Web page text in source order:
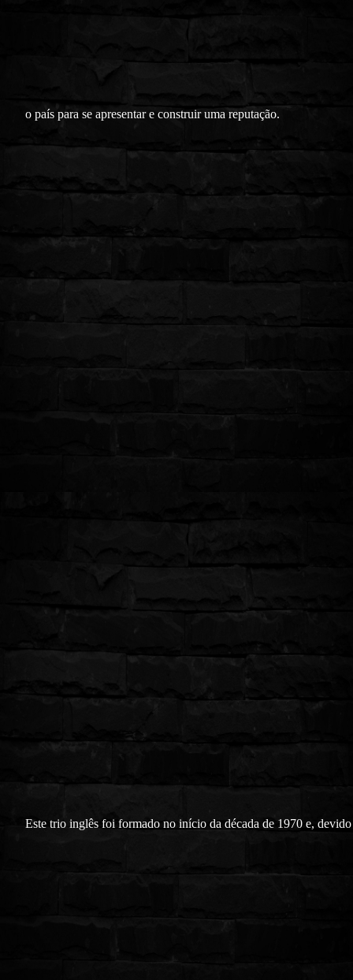
o país para se apresentar e construir uma reputação.
Este trio inglês foi formado no início da década de 1970 e, devido